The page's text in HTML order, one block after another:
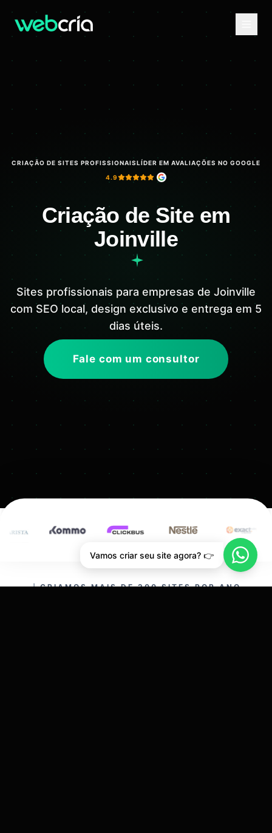
CRIAÇÃO DE SITES PROFISSIONAISLÍDER EM AVALIAÇÕES NO GOOGLE
4.9
Criação de Site em
Joinville
Sites profissionais para empresas de Joinville
com SEO local, design exclusivo e entrega em 5
dias úteis.
Fale com um consultor
CRIAMOS MAIS DE 200 SITES POR ANO.
Vamos criar seu site agora? 👉